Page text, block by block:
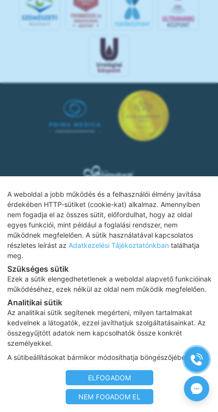
A weboldal a jobb működés és a felhasználói élmény javítása
érdekében HTTP-sütiket (cookie-kat) alkalmaz. Amennyiben
nem fogadja el az összes sütit, előfordulhat, hogy az oldal
egyes funkciói, mint például a foglalási rendszer, nem
működnek megfelelően. A sütik használatával kapcsolatos
részletes leírást az Adatkezelési Tájékoztatónkban találhatja
meg.
Szükséges sütik
Ezek a sütik elengedhetetlenek a weboldal alapvető funkcióinak
működéséhez, ezek nélkül az oldal nem működik megfelelően.
Analitikai sütik
Az analitikai sütik segítenek megérteni, milyen tartalmakat
kedvelnek a látogatók, ezzel javíthatjuk szolgáltatásainkat. Az
összegyűjtött adatok nem kapcsolhatók össze konkrét
személyekkel.
A sütibeállításokat bármikor módosíthatja böngészőjében.
ELFOGADOM
NEM FOGADOM EL
Adatkezelési tájékoztató
Impresszum
Karrier
Az oldalon feltüntetett árak az ÁFÁ-t tartalmazzák!
A képek a Shutterstock.com és a Canva.com
licence alapján
kerültek felhasználásra.
Copyright 2026 ©
Prima Medica Egészségközpontok
. Minden jog
Designed by www.free-dimension.hu , Programed by Appon &
György Nándor